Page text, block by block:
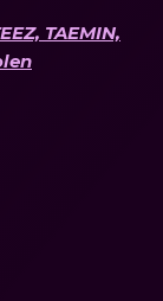
TAEMIN,